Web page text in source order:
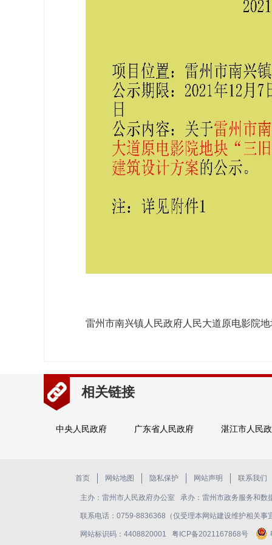
雷州市南兴镇人民政府人民大道原电影院
相关链接
中央人民政府 广东省人民政府 湛江市人民
首页 网站地图 隐私保护 网站声明 联系我们
主办：雷州市人民政府办公室 承办：雷州市政务服务和
联系电话：0759-8836368（仅受理本网站建设维护相关事
网站标识码：4408820001 粤ICP备2021167868号